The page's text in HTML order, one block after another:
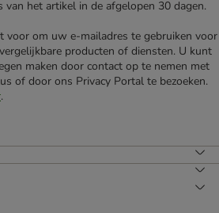
van het artikel in de afgelopen 30 dagen.
voor om uw e-mailadres te gebruiken voor
producten of diensten. U kunt
maken door contact op te nemen met
of door ons Privacy Portal te bezoeken.
.